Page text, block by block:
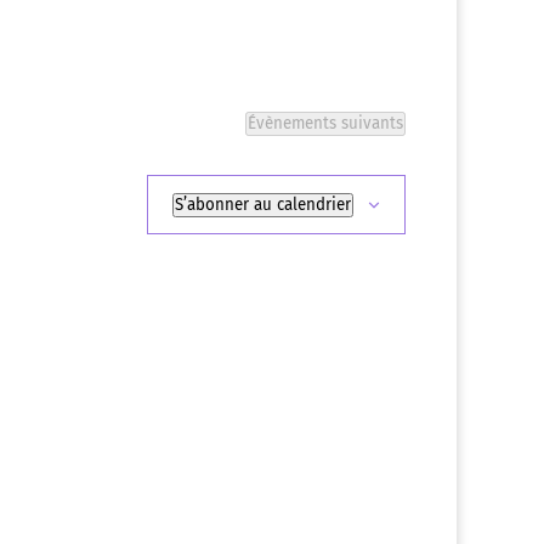
Évènements suivants
S’abonner au calendrier